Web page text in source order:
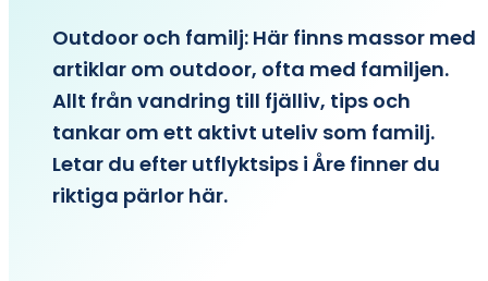
Outdoor och familj: Här finns massor med
artiklar om outdoor, ofta med familjen.
Allt från vandring till fjälliv, tips och
tankar om ett aktivt uteliv som familj.
Letar du efter utflyktsips i Åre finner du
riktiga pärlor här.